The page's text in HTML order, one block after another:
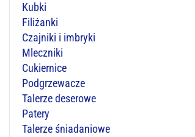
Kubki
Filiżanki
Czajniki i imbryki
Mleczniki
Cukiernice
Podgrzewacze
Talerze deserowe
Patery
Talerze śniadaniowe